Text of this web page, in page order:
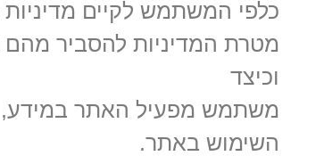
כלפי המשתמש לקיים מדיניות
מטרת המדיניות להסביר
וכיצד
משתמש מפעיל האתר במידע,
השימוש באתר.